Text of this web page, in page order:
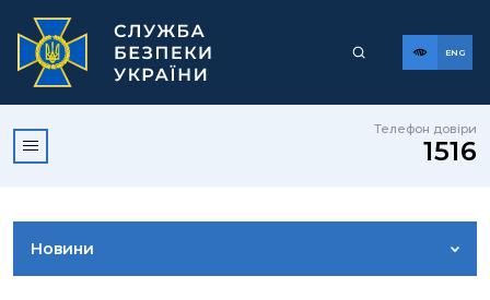
ENG
Телефон довіри
1516
Новини